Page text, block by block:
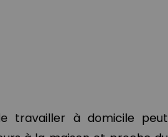
travailler à domicile peut